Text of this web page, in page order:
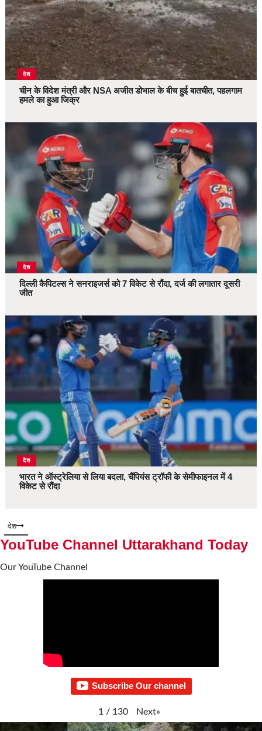
देश
चीन के विदेश मंत्री और NSA अजीत डोभाल के बीच हुई बातचीत, पहलगाम
हमले का हुआ जिक्र
देश
दिल्ली कैपिटल्स ने सनराइजर्स को 7 विकेट से रौंदा, दर्ज की लगातार दूसरी
जीत
देश
भारत ने ऑस्ट्रेलिया से लिया बदला, चैंपियंस ट्रॉफी के सेमीफाइनल में 4
विकेट से रौंदा
देश
YouTube Channel Uttarakhand Today
Our YouTube Channel
Subscribe Our channel
1 / 130 Next»